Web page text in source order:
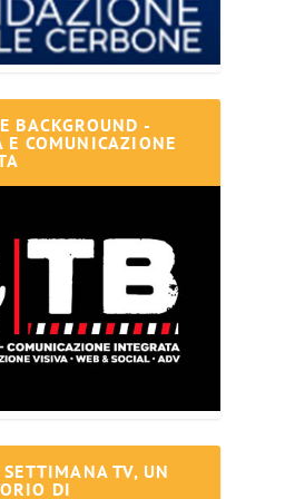
BACKGROUND -
E COMUNICAZIONE
TV, UN
DI